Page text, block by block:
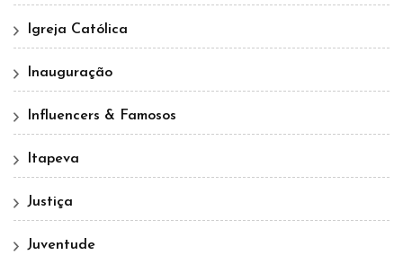
Igreja Católica
Inauguração
Influencers & Famosos
Itapeva
Justiça
Juventude